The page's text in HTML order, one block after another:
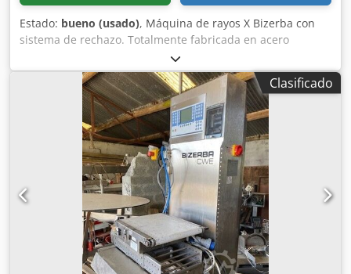
Estado: bueno (usado), Máquina de rayos X Bizerba con
sistema de rechazo. Totalmente fabricada en acero
inoxidable. Pruebas realizadas con cuerpos de prueba
certificados: metales no ferrosos, acero inoxidable y
metales ferrosos. La unidad dispone opcionalmente de
monitor Gamma Red Eye G20-10. En uso diario.
Cedpfxsyivgqe Apysrf
Clasificado